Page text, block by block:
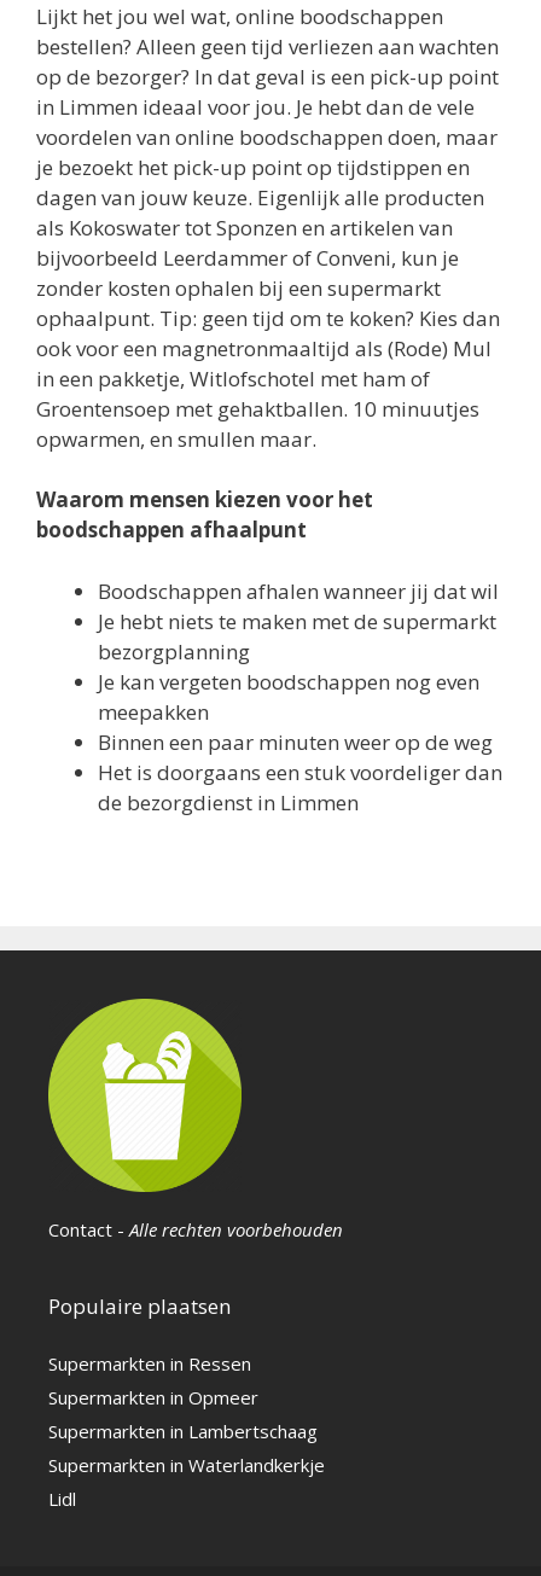
Lijkt het jou wel wat, online boodschappen
bestellen? Alleen geen tijd verliezen aan wachten
op de bezorger? In dat geval is een pick-up point
in Limmen ideaal voor jou. Je hebt dan de vele
voordelen van online boodschappen doen, maar
je bezoekt het pick-up point op tijdstippen en
dagen van jouw keuze. Eigenlijk alle producten
als Kokoswater tot Sponzen en artikelen van
bijvoorbeeld Leerdammer of Conveni, kun je
zonder kosten ophalen bij een supermarkt
ophaalpunt. Tip: geen tijd om te koken? Kies dan
ook voor een magnetronmaaltijd als (Rode) Mul
in een pakketje, Witlofschotel met ham of
Groentensoep met gehaktballen. 10 minuutjes
opwarmen, en smullen maar.
Waarom mensen kiezen voor het
boodschappen afhaalpunt
Boodschappen afhalen wanneer jij dat wil
Je hebt niets te maken met de supermarkt
bezorgplanning
Je kan vergeten boodschappen nog even
meepakken
Binnen een paar minuten weer op de weg
Het is doorgaans een stuk voordeliger dan
de bezorgdienst in Limmen
Contact -Alle rechten voorbehouden
Populaire plaatsen
Supermarkten in Ressen
Supermarkten in Opmeer
Supermarkten in Lambertschaag
Supermarkten in Waterlandkerkje
Lidl